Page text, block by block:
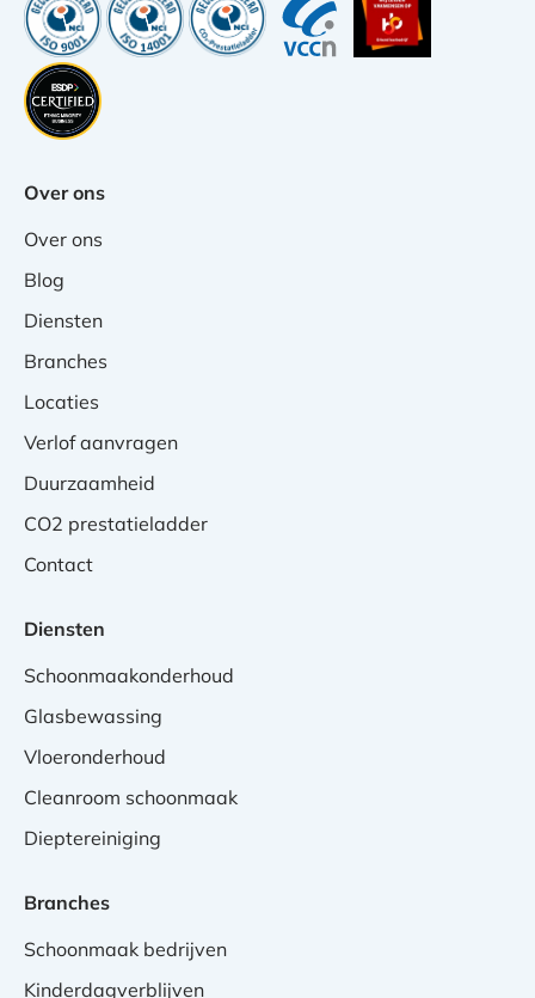
Over ons
Over ons
Blog
Diensten
Branches
Locaties
Verlof aanvragen
Duurzaamheid
CO2 prestatieladder
Contact
Diensten
Schoonmaakonderhoud
Glasbewassing
Vloeronderhoud
Cleanroom schoonmaak
Dieptereiniging
Branches
Schoonmaak bedrijven
Kinderdagverblijven